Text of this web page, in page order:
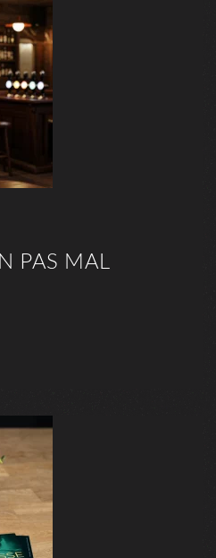
PAS MAL